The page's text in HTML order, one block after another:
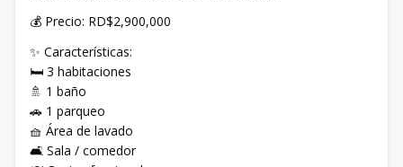
💰 Precio: RD$2,900,000
✨ Características:
🛏️ 3 habitaciones
🚿 1 baño
🚗 1 parqueo
🧺 Área de lavado
🛋️ Sala / comedor